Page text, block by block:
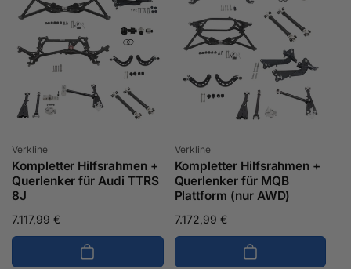
Anbieter:
Verkline
Kompletter Hilfsrahmen +
Querlenker für Audi TTRS
8J
Normaler
Preis
7.117,99 €
Anbieter:
Verkline
Kompletter Hilfsrahmen +
Querlenker für MQB
Plattform (nur AWD)
Normaler
Preis
7.172,99 €